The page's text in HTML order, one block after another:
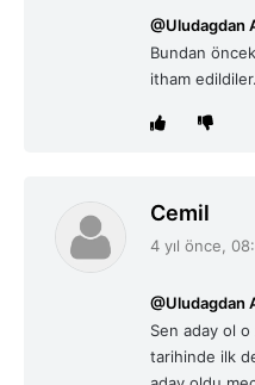
@Uludagdan
Bundan
itham edildiler.
Cemil
k
i
:
4 yıl önce,
@Uludagdan
Sen aday ol
tarihinde ilk